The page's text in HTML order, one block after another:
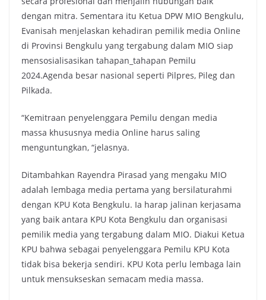
dengan mitra. Sementara itu Ketua DPW MIO Bengkulu,
Evanisah menjelaskan kehadiran pemilik media Online
di Provinsi Bengkulu yang tergabung dalam MIO siap
mensosialisasikan tahapan_tahapan Pemilu
2024.Agenda besar nasional seperti Pilpres, Pileg dan
Pilkada.
“Kemitraan penyelenggara Pemilu dengan media
massa khususnya media Online harus saling
menguntungkan, “jelasnya.
Ditambahkan Rayendra Pirasad yang mengaku MIO
adalah lembaga media pertama yang bersilaturahmi
dengan KPU Kota Bengkulu. Ia harap jalinan kerjasama
yang baik antara KPU Kota Bengkulu dan organisasi
pemilik media yang tergabung dalam MIO. Diakui Ketua
KPU bahwa sebagai penyelenggara Pemilu KPU Kota
tidak bisa bekerja sendiri. KPU Kota perlu lembaga lain
untuk mensukseskan semacam media massa.